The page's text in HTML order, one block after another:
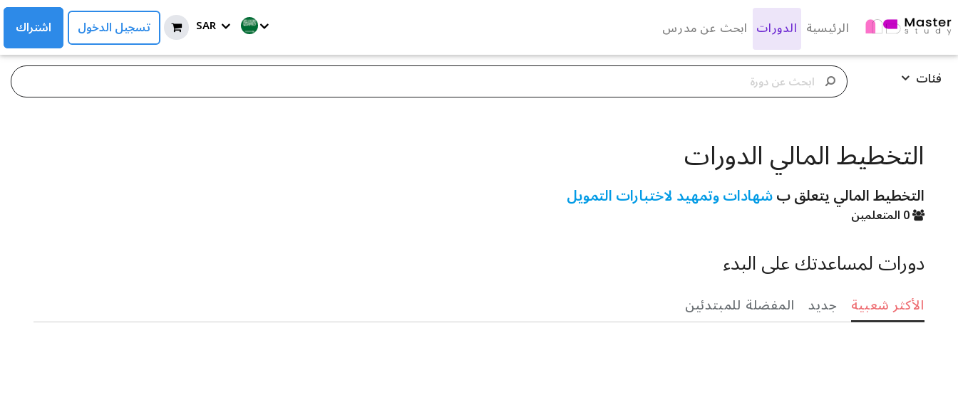
الرئيسية الدورات ابحث عن مدرس SAR تسجيل الدخول اشتراك
فئات
التخطيط المالي الدورات
التخطيط المالي يتعلق بشهادات وتمهيد لاختبارات التمويل
دورات لمساعدتك على البدء
الأكثر شعبية جديد المفضلة للمبتدئين